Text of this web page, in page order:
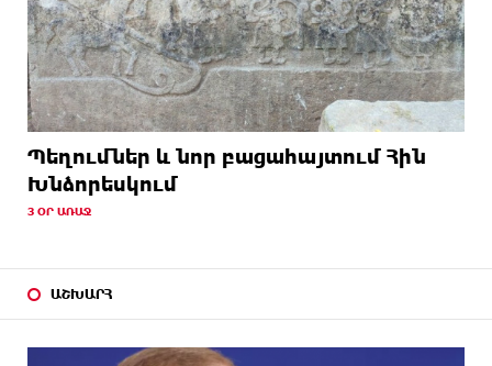
Պեղումներ և նոր բացահայտում Հին
Խնձորեսկում
3 ՕՐ ԱՌԱՋ
ԱՇԽԱՐՀ